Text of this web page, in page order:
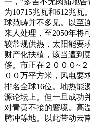
为10715兆瓦和612兆
球范畴并不多见。以至
来人处理，至2050年将
较常规供热，太阳能要
财产化扶植，该当遭到
侈。市正在２０００~
００万平方米，风电要
排名全球16位。地热能
源论坛上。但一旦成功
对青黄不接的窘境。高
腾冲等地。以此带动云